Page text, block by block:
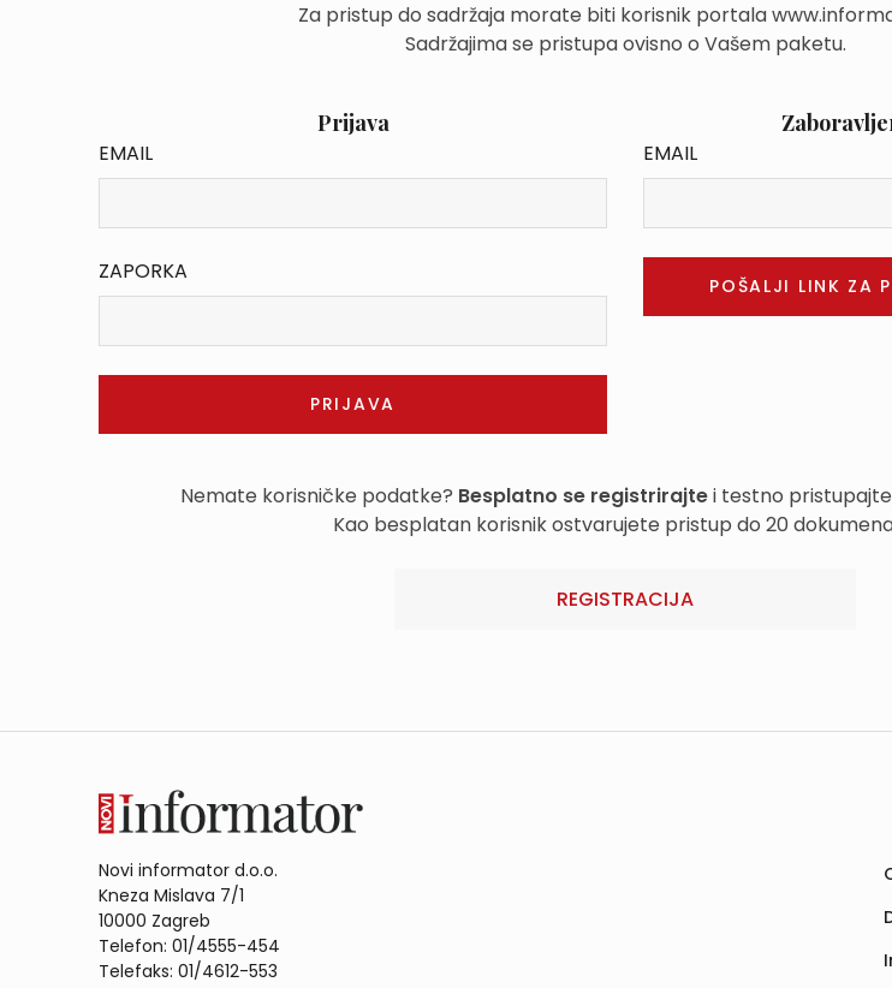
Za pristup do sadržaja morate biti korisnik portala
Sadržajima se pristupa ovisno o Vašem paketu.
Prijava
EMAIL
ZAPORKA
EMAIL
Nemate korisničke podatke? Besplatno se registrirajtei testno pristupajte
Kao besplatan korisnik ostvarujete pristup do 20
REGISTRACIJA
Novi informator d.o.o.
Kneza Mislava 7/1
10000 Zagreb
Telefon: 01/4555-454
Telefaks: 01/4612-553